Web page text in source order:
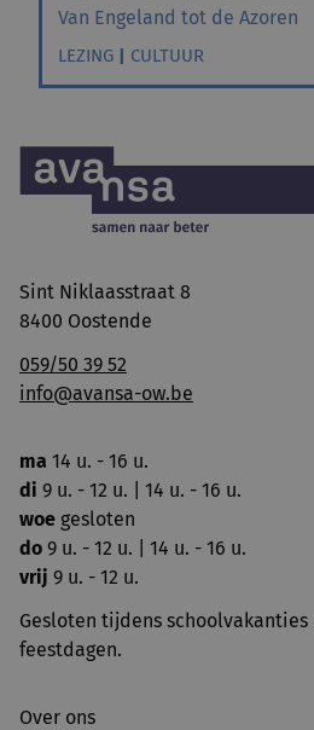
Van Engeland tot de Azoren
LEZING | CULTUUR
Sint Niklaasstraat 8
8400 Oostende
059/50 39 52
info@avansa-ow.be
ma 14 u. - 16 u.
di 9 u. - 12 u. | 14 u. - 16 u.
woe gesloten
do 9 u. - 12 u. | 14 u. - 16 u.
vrij 9 u. - 12 u.
Gesloten tijdens
feestdagen.
Over ons